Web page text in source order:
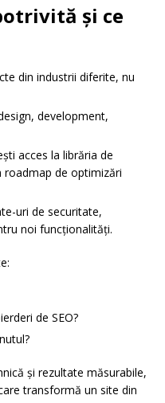
și ce
din industrii diferite, nu
development,
acces la librăria de
roadmap de optimizări
uri de securitate,
noi funcționalități.
de SEO?
și rezultate măsurabile,
transformă un site din